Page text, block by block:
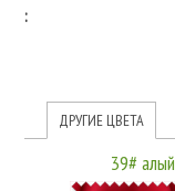
:
ДРУГИЕ ЦВЕТА
39# алый